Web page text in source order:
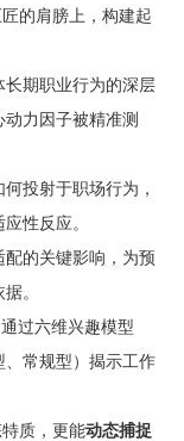
的肩膀上，构建起
长期职业行为的深层
力因子被精准测
投射于职场行为，
性反应。
的关键影响，为预
。
过六维兴趣模型
、常规型）揭示工作
质，更能动态捕捉